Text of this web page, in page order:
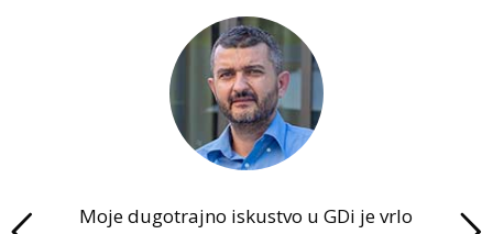
Moje dugotrajno iskustvo u GDi je vrlo